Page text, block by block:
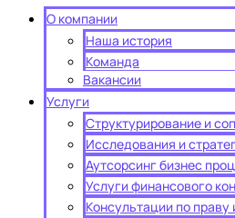
О компании
Наша история
Команда
Вакансии
Услуги
Структурирование и
Исследования и
Аутсорсинг бизнес
Услуги финансового
Консультации по праву